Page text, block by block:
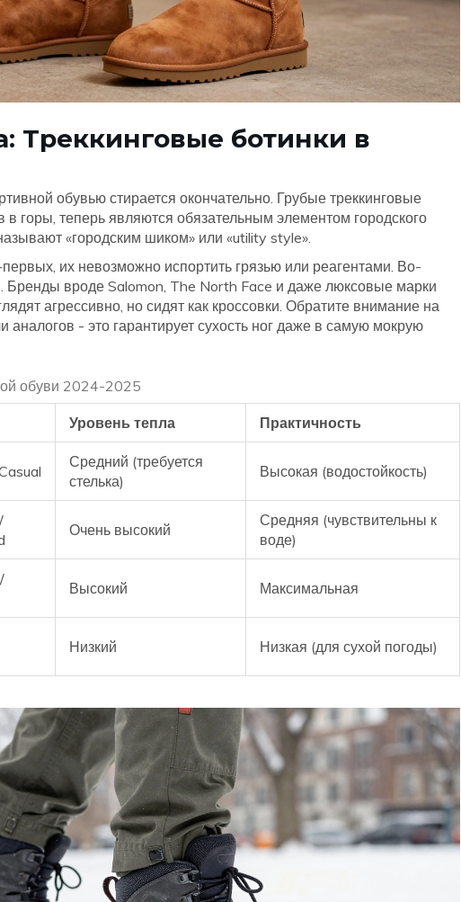
Треккинговые ботинки в
обувью стирается окончательно. Грубые треккинговые
в горы, теперь являются обязательным элементом городского
«городским шиком» или «utility style».
их невозможно испортить грязью или реагентами. Во-
Бренды вроде Salomon, The North Face и даже люксовые марки
агрессивно, но сидят как кроссовки. Обратите внимание на
- это гарантирует сухость ног даже в самую мокрую
обуви 2024-2025
Уровень тепла Практичность
Средний (требуется
стелька)
Высокая (водостойкость)
Очень высокий
Средняя (чувствительны к
воде)
Высокий Максимальная
Низкий Низкая (для сухой погоды)